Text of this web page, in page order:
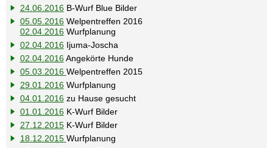
24.06.2016 B-Wurf Blue Bilder
05.05.2016 Welpentreffen 2016
02.04.2016 Wurfplanung
02.04.2016 Ijuma-Joscha
02.04.2016 Angekörte Hunde
05.03.2016 Welpentreffen 2015
29.01.2016 Wurfplanung
04.01.2016 zu Hause gesucht
01.01.2016 K-Wurf Bilder
27.12.2015K-Wurf Bilder
18.12.2015 Wurfplanung